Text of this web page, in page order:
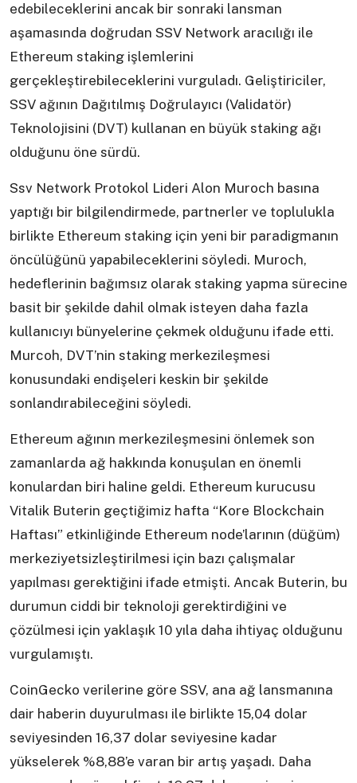
edebileceklerini ancak bir sonraki lansman
aşamasında doğrudan SSV Network aracılığı ile
Ethereum staking işlemlerini
gerçekleştirebileceklerini vurguladı. Geliştiriciler,
SSV ağının Dağıtılmış Doğrulayıcı (Validatör)
Teknolojisini (DVT) kullanan en büyük staking ağı
olduğunu öne sürdü.
Ssv Network Protokol Lideri Alon Muroch basına
yaptığı bir bilgilendirmede, partnerler ve toplulukla
birlikte Ethereum staking için yeni bir paradigmanın
öncülüğünü yapabileceklerini söyledi. Muroch,
hedeflerinin bağımsız olarak staking yapma sürecine
basit bir şekilde dahil olmak isteyen daha fazla
kullanıcıyı bünyelerine çekmek olduğunu ifade etti.
Murcoh, DVT’nin staking merkezileşmesi
konusundaki endişeleri keskin bir şekilde
sonlandırabileceğini söyledi.
Ethereum ağının merkezileşmesini önlemek son
zamanlarda ağ hakkında konuşulan en önemli
konulardan biri haline geldi. Ethereum kurucusu
Vitalik Buterin geçtiğimiz hafta “Kore Blockchain
Haftası” etkinliğinde Ethereum node’larının (düğüm)
merkeziyetsizleştirilmesi için bazı çalışmalar
yapılması gerektiğini ifade etmişti. Ancak Buterin, bu
durumun ciddi bir teknoloji gerektirdiğini ve
çözülmesi için yaklaşık 10 yıla daha ihtiyaç olduğunu
vurgulamıştı.
CoinGecko verilerine göre SSV, ana ağ lansmanına
dair haberin duyurulması ile birlikte 15,04 dolar
seviyesinden 16,37 dolar seviyesine kadar
yükselerek %8,88’e varan bir artış yaşadı. Daha